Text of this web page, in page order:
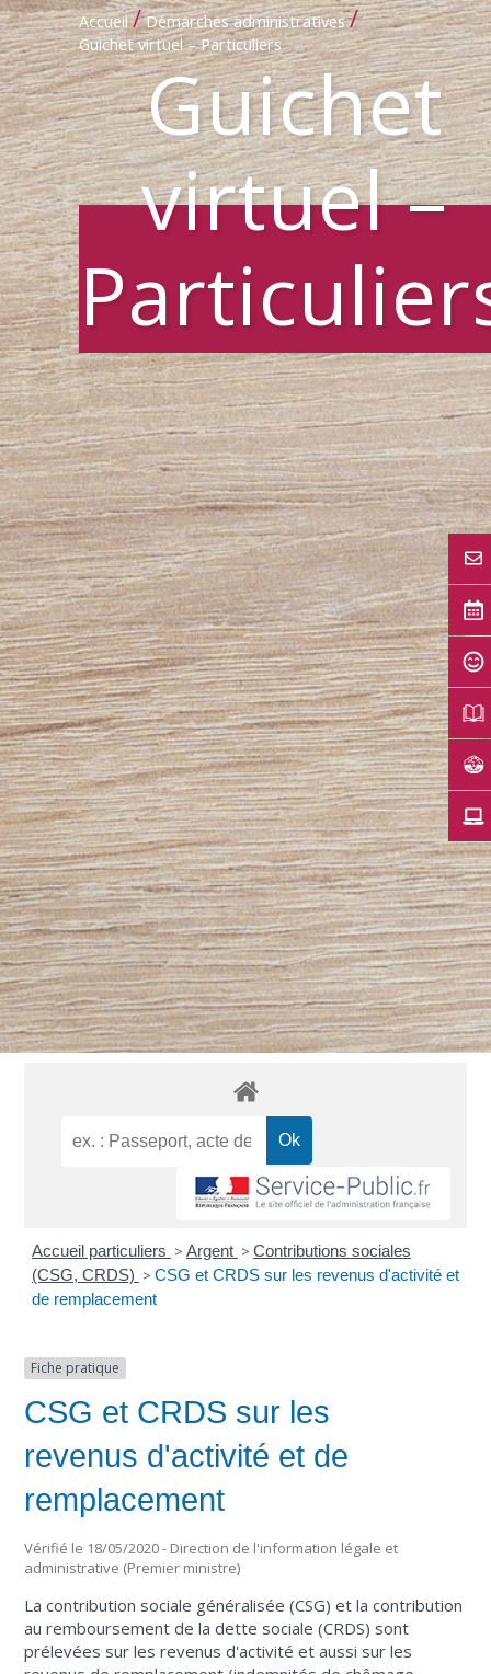
Accueil / Démarches administratives /
Guichet virtuel – Particuliers
Guichet
virtuel –
Accueil particuliers > Argent > Contributions sociales
(CSG, CRDS) > CSG et CRDS sur les revenus d'activité et
de remplacement
Fiche pratique
CSG et CRDS sur les
revenus d'activité et de
remplacement
Vérifié le 18/05/2020 - Direction de l'information légale et
administrative (Premier ministre)
La contribution sociale généralisée (CSG) et la contribution
au remboursement de la dette sociale (CRDS) sont
prélevées sur les revenus d'activité et aussi sur les